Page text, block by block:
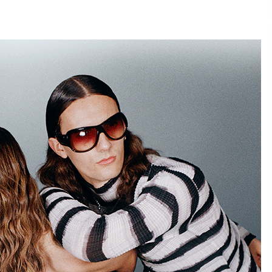
Larunbatean Plentziako Itsas
Martxa ospatuko da
2026/07/07
SOINUGELA: Paul McCartney eta
Ringo Starr-en lan berriak
2026/07/03